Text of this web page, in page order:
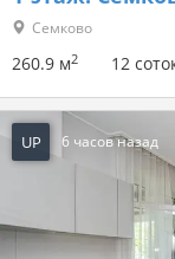
Семково
260.9 м2 12
UP 6 часов назад